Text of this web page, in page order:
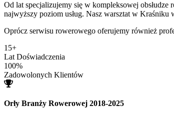
Od lat specjalizujemy się w kompleksowej
najwyższy poziom usług. Nasz warsztat w Kraśniku
Oprócz serwisu rowerowego oferujemy również
15+
Lat Doświadczenia
100%
Zadowolonych Klientów
Orły Branży Rowerowej 2018-2025